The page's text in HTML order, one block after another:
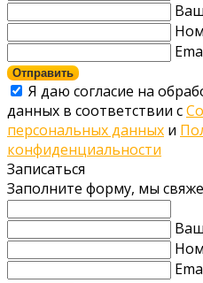
Отправить
Я даю согласие на
данных в соответствии с
персональных данных и
конфиденциальности
Записаться
Заполните форму, мы